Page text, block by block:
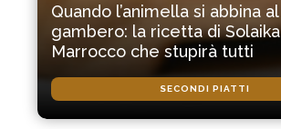
Quando l’animella si abbina al
gambero: la ricetta di Solaika
Marrocco che stupirà tutti
SECONDI PIATTI